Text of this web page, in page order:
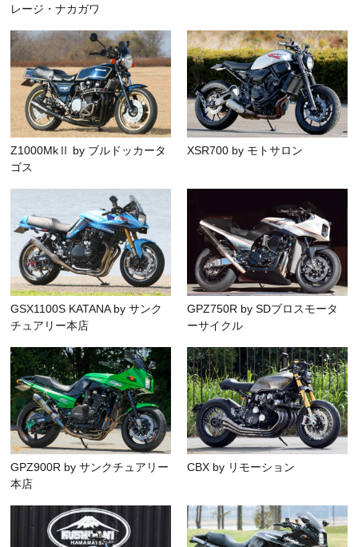
レージ・ナカガワ
Z1000MkⅡ by ブルドッカータ
ゴス
XSR700 by モトサロン
GSX1100S KATANA by サンク
チュアリー本店
GPZ750R by SDブロスモータ
ーサイクル
GPZ900R by サンクチュアリー
本店
CBX by リモーション